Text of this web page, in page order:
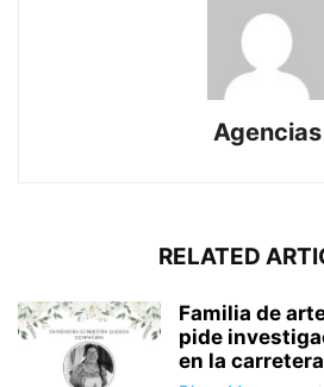
Agencias
RELATED
Familia de
pide
en la